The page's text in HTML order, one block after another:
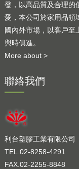
發，以高品質及合理的
愛，本公司於家用品領
國內外市場，以客戶至
與時俱進。
More about >
聯絡我們
利台塑膠工業有限公司
TEL.02-8258-4291
FAX.02-2255-8848